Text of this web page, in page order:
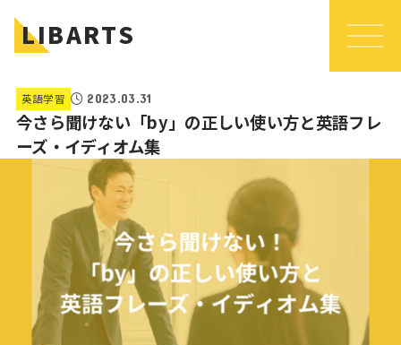
LIBARTS
英語学習 2023.03.31
今さら聞けない「by」の正しい使い方と英語フレ
ーズ・イディオム集